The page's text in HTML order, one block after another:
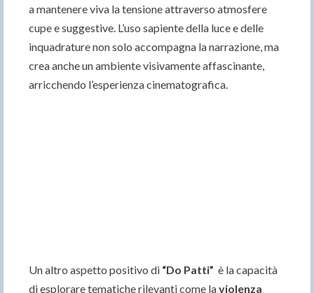
a mantenere viva la tensione attraverso atmosfere
cupe e suggestive. L’uso sapiente della luce e delle
inquadrature non solo accompagna la narrazione, ma
crea anche un ambiente visivamente affascinante,
arricchendo l’esperienza cinematografica.
Un altro aspetto positivo di “Do Patti” è la capacità
di esplorare tematiche rilevanti come laviolenza